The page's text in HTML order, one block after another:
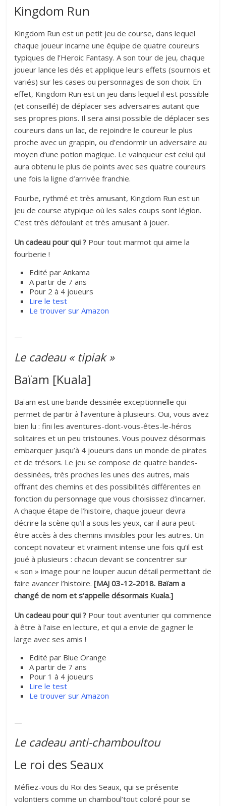
Kingdom Run
Kingdom Run est un petit jeu de course, dans lequel
chaque joueur incarne une équipe de quatre coureurs
typiques de l’Heroic Fantasy. A son tour de jeu, chaque
joueur lance les dés et applique leurs effets (sournois et
variés) sur les cases ou personnages de son choix. En
effet, Kingdom Run est un jeu dans lequel il est possible
(et conseillé) de déplacer ses adversaires autant que
ses propres pions. Il sera ainsi possible de déplacer ses
coureurs dans un lac, de rejoindre le coureur le plus
proche avec un grappin, ou d’endormir un adversaire au
moyen d’une potion magique. Le vainqueur est celui qui
aura obtenu le plus de points avec ses quatre coureurs
une fois la ligne d’arrivée franchie.
Fourbe, rythmé et très amusant, Kingdom Run est un
jeu de course atypique où les sales coups sont légion.
C’est très défoulant et très amusant à jouer.
Un cadeau pour qui ? Pour tout marmot qui aime la
fourberie !
Edité par Ankama
A partir de 7 ans
Pour 2 à 4 joueurs
Lire le test
Le trouver sur Amazon
—
Le cadeau « tipiak »
Baïam [Kuala]
Baïam est une bande dessinée exceptionnelle qui
permet de partir à l’aventure à plusieurs. Oui, vous avez
bien lu : fini les aventures-dont-vous-êtes-le-héros
solitaires et un peu tristounes. Vous pouvez désormais
embarquer jusqu’à 4 joueurs dans un monde de pirates
et de trésors. Le jeu se compose de quatre bandes-
dessinées, très proches les unes des autres, mais
offrant des chemins et des possibilités différentes en
fonction du personnage que vous choisissez d’incarner.
A chaque étape de l’histoire, chaque joueur devra
décrire la scène qu’il a sous les yeux, car il aura peut-
être accès à des chemins invisibles pour les autres. Un
concept novateur et vraiment intense une fois qu’il est
joué à plusieurs : chacun devant se concentrer sur
« son » image pour ne louper aucun détail permettant de
faire avancer l’histoire.[MAJ 03-12-2018. Baïam a
changé de nom et s’appelle désormais Kuala.]
Un cadeau pour qui ? Pour tout aventurier qui commence
à être à l’aise en lecture, et qui a envie de gagner le
large avec ses amis !
Edité par Blue Orange
A partir de 7 ans
Pour 1 à 4 joueurs
Lire le test
Le trouver sur Amazon
—
Le cadeau anti-chamboultou
Le roi des Seaux
Méfiez-vous du Roi des Seaux, qui se présente
volontiers comme un chamboul’tout coloré pour se